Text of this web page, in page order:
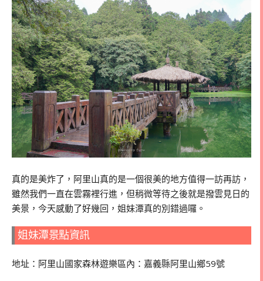
真的是美炸了，阿里山真的是一個很美的地方值得一訪再訪，
雖然我們一直在雲霧裡行進，但稍微等待之後就是撥雲見日的
美景，今天感動了好幾回，姐妹潭真的別錯過囉。
姐妹潭景點資訊
地址：阿里山國家森林遊樂區內：嘉義縣阿里山鄉59號